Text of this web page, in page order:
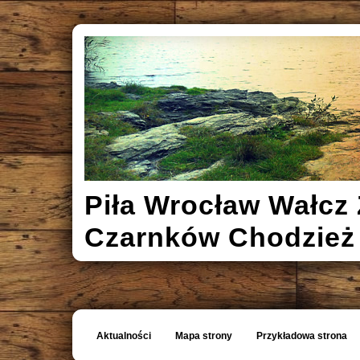
Piła Wrocław
Czarnków
Aktualności Mapa strony Przykładowa strona